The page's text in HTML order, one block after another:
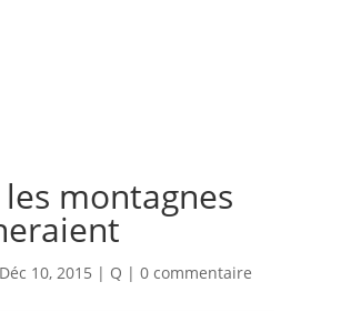
montagnes
Déc 10, 2015 | Q | 0 commentaire